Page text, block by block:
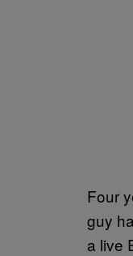
Four
guy
a live